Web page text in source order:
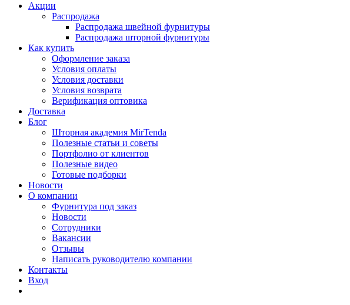
Акции
Распродажа
Распродажа швейной фурнитуры
Распродажа шторной фурнитуры
Как купить
Оформление заказа
Условия оплаты
Условия доставки
Условия возврата
Верификация оптовика
Доставка
Блог
Шторная академия MirTenda
Полезные статьи и советы
Портфолио от клиентов
Полезные видео
Готовые подборки
Новости
О компании
Фурнитура под заказ
Новости
Сотрудники
Вакансии
Отзывы
Написать руководителю компании
Контакты
Вход